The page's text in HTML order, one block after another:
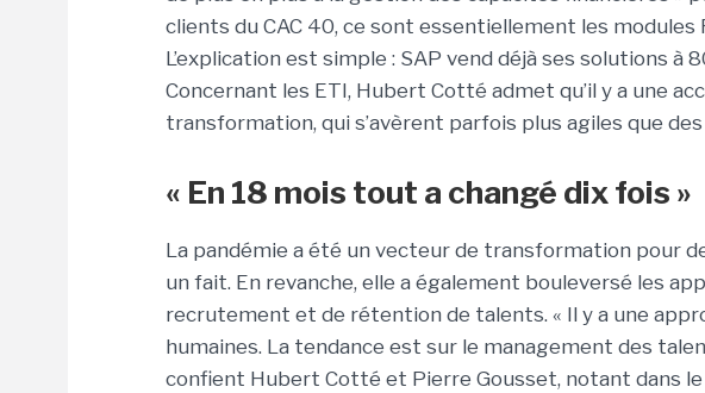
clients du CAC 40, ce sont essentiellement les modules
L’explication est simple : SAP vend déjà ses solutions à
Concernant les ETI, Hubert Cotté admet qu’il y a une
transformation, qui s’avèrent parfois plus agiles que
« En 18 mois tout a changé dix fois »
La pandémie a été un vecteur de transformation pour
un fait. En revanche, elle a également bouleversé les
recrutement et de rétention de talents. « Il y a une
humaines. La tendance est sur le management des
confient Hubert Cotté et Pierre Gousset, notant dans